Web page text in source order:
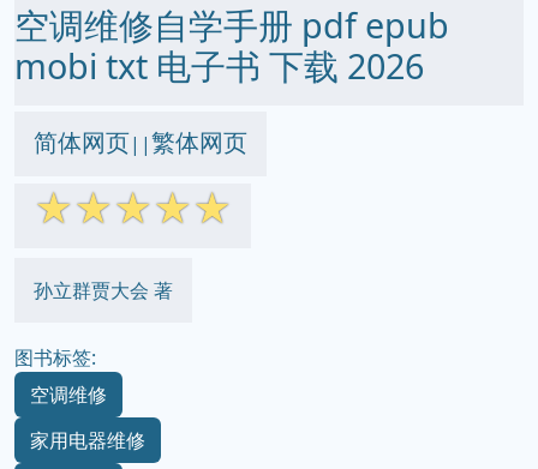
空调维修自学手册 pdf epub
mobi txt 电子书 下载 2026
简体网页||繁体网页
☆☆☆☆☆
孙立群贾大会 著
图书标签:
空调维修
家用电器维修